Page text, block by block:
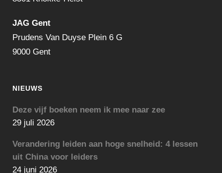
JAG Gent
Prudens Van Duyse Plein 6 G
9000 Gent
NIEUWS
Deze vijf boeken neem ik mee naar zee
29 juli 2026
Verandering leiden aan hoge snelheid: 4 lessen
uit China voor leiders
24 juni 2026